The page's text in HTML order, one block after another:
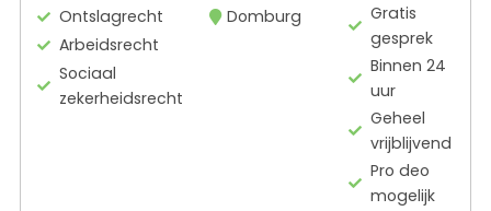
Ontslagrecht
Arbeidsrecht
Sociaal
zekerheidsrecht
Domburg
Gratis
gesprek
Binnen 24
uur
Geheel
vrijblijvend
Pro deo
mogelijk